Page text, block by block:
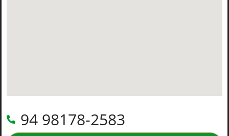
94 98178-2583